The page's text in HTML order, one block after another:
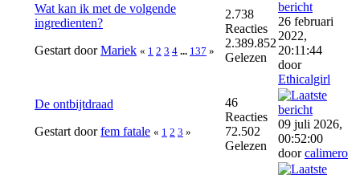
Wat kan ik met de volgende
ingredienten?
Gestart doorMariek « 1 2 3 4 ... 137 »
2.738
Reacties
2.389.852
Gelezen
26 februari
2022,
20:11:44
door
Ethicalgirl
De ontbijtdraad
Gestart doorfem fatale « 1 2 3 »
46
Reacties
72.502
Gelezen
09 juli 2026,
00:52:00
doorcalimero